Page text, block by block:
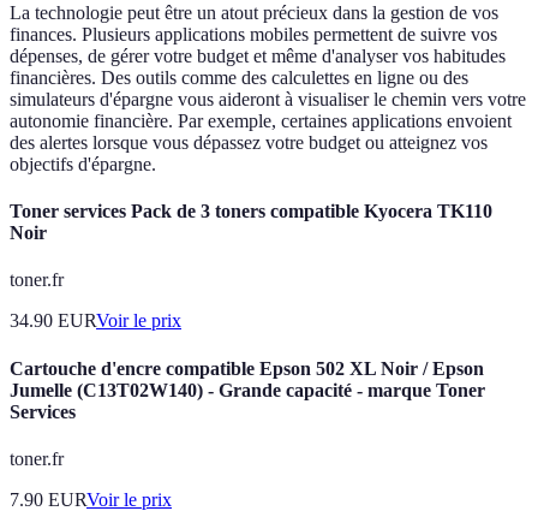
La technologie peut être un atout précieux dans la gestion de vos
finances. Plusieurs applications mobiles permettent de suivre vos
dépenses, de gérer votre budget et même d'analyser vos habitudes
financières. Des outils comme des calculettes en ligne ou des
simulateurs d'épargne vous aideront à visualiser le chemin vers votre
autonomie financière. Par exemple, certaines applications envoient
des alertes lorsque vous dépassez votre budget ou atteignez vos
objectifs d'épargne.
Toner services Pack de 3 toners compatible Kyocera TK110
Noir
toner.fr
34.90 EURVoir le prix
Cartouche d'encre compatible Epson 502 XL Noir / Epson
Jumelle (C13T02W140) - Grande capacité - marque Toner
Services
toner.fr
7.90 EURVoir le prix